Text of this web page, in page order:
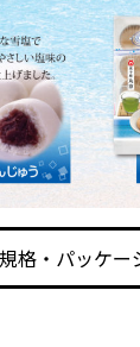
・パッケージ画像のダ